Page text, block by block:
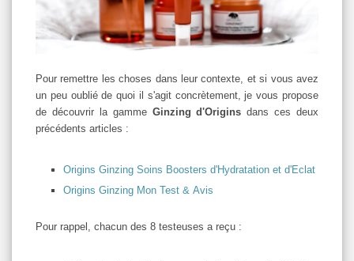
Pour remettre les choses dans leur contexte, et si vous avez
un peu oublié de quoi il s'agit concrètement, je vous propose
de découvrir la gamme Ginzing d'Originsdans ces deux
précédents articles :
Origins Ginzing Soins Boosters d'Hydratation et d'Eclat
Origins Ginzing Mon Test & Avis
Pour rappel, chacun des 8 testeuses a reçu :